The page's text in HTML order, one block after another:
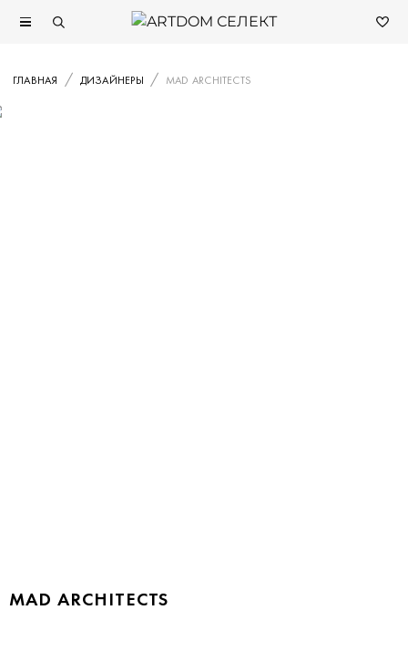
ГЛАВНАЯ ДИЗАЙНЕРЫ MAD ARCHITECTS
MAD ARCHITECTS